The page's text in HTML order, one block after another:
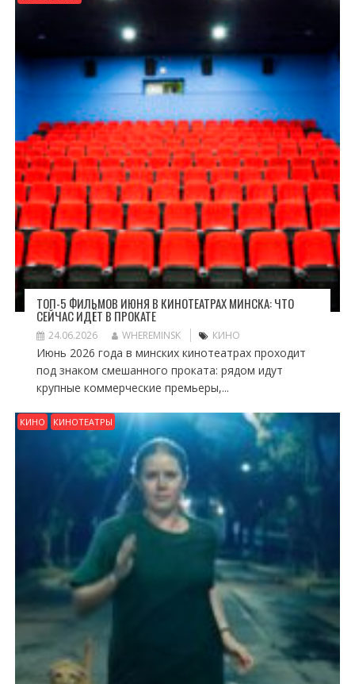
ТОП-5 ФИЛЬМОВ ИЮНЯ В КИНОТЕАТРАХ МИНСКА: ЧТО
СЕЙЧАС ИДЁТ В ПРОКАТЕ
24.06.2026 WHEREMINSK КИНО
Июнь 2026 года в минских кинотеатрах проходит
под знаком смешанного проката: рядом идут
крупные коммерческие премьеры,...
КИНО КИНОТЕАТРЫ